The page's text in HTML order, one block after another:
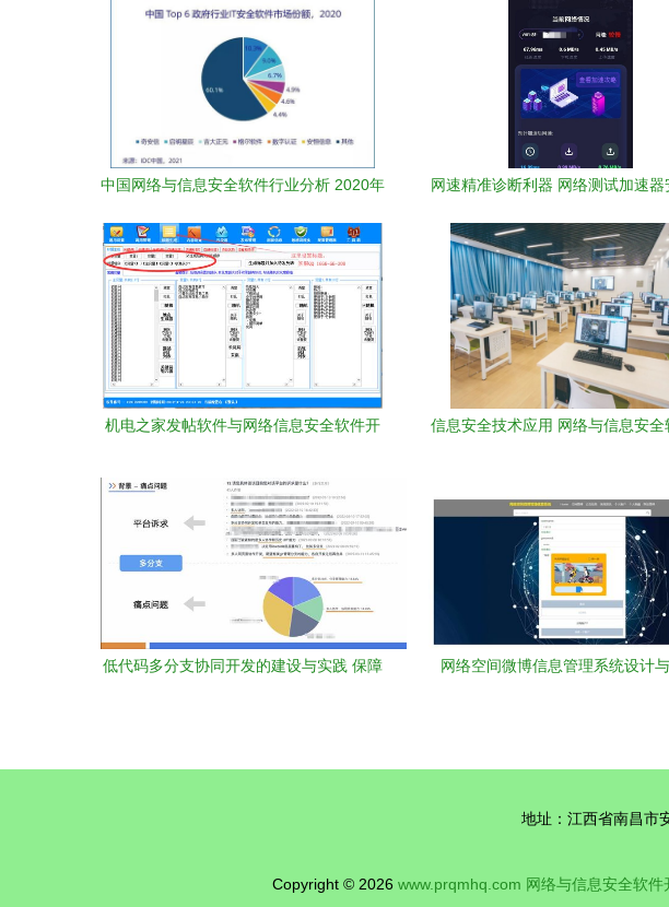
中国网络与信息安全软件行业分析 2020年
网速精准诊断利器 网络测试加速器
机电之家发帖软件与网络信息安全软件开
信息安全技术应用 网络与信息安全
低代码多分支协同开发的建设与实践 保障
网络空间微博信息管理系统设计
地址：江西省南昌市
Copyright © 2026 www.prqmhq.com 网络与信息安全软件